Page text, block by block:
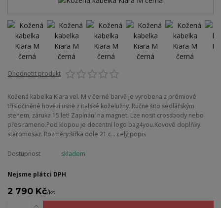
Ohodnotit produkt
Kožená kabelka Kiara vel. M v černé barvě je vyrobena z prémiové
třísločiněné hovězí usně z italské koželužny. Ručně šito sedlářským
stehem, záruka 15 let! Zapínání na magnet. Lze nosit crossbody nebo
přes rameno.Pod klopou je decentní logo bag4you.Kovové doplňky:
staromosaz. Rozměry:šířka dole 21 c... celý popis
Dostupnost skladem
Nejsme plátci DPH
2 790 Kč/ks